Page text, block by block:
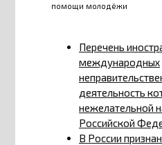
помощи молодёжи
Перечень
международных
деятельность
нежелательной
Российской
В России